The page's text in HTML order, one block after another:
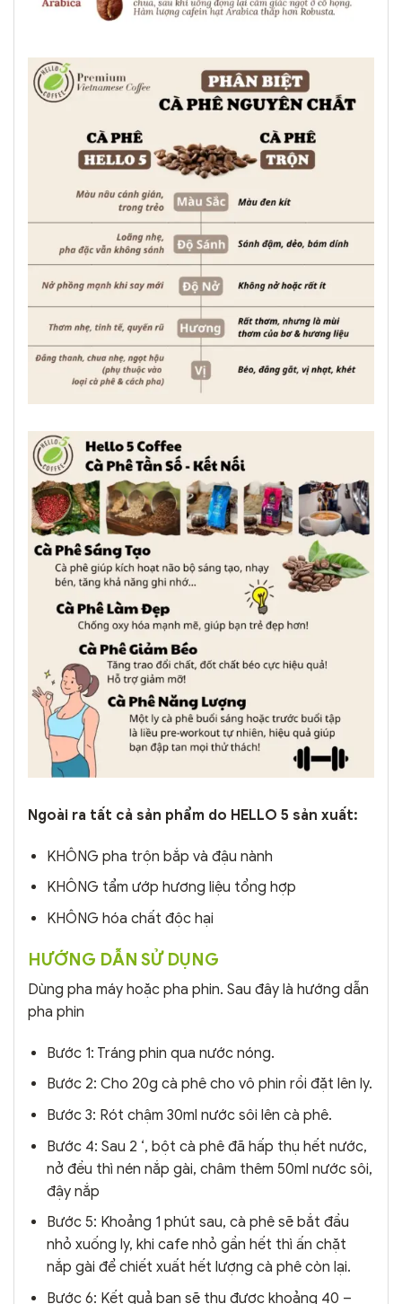
Ngoài ra tất cả sản phẩm do HELLO 5 sản xuất:
KHÔNG pha trộn bắp và đậu nành
KHÔNG tẩm ướp hương liệu tổng hợp
KHÔNG hóa chất độc hại
HƯỚNG DẪN SỬ DỤNG
Dùng pha máy hoặc pha phin. Sau đây là hướng dẫn
pha phin
Bước 1: Tráng phin qua nước nóng.
Bước 2: Cho 20g cà phê cho vô phin rồi đặt lên ly.
Bước 3: Rót chậm 30ml nước sôi lên cà phê.
Bước 4: Sau 2 ‘, bột cà phê đã hấp thụ hết nước,
nở đều thì nén nắp gài, châm thêm 50ml nước sôi,
đậy nắp
Bước 5: Khoảng 1 phút sau, cà phê sẽ bắt đầu
nhỏ xuống ly, khi cafe nhỏ gần hết thì ấn chặt
nắp gài để chiết xuất hết lượng cà phê còn lại.
Bước 6: Kết quả bạn sẽ thu được khoảng 40 –